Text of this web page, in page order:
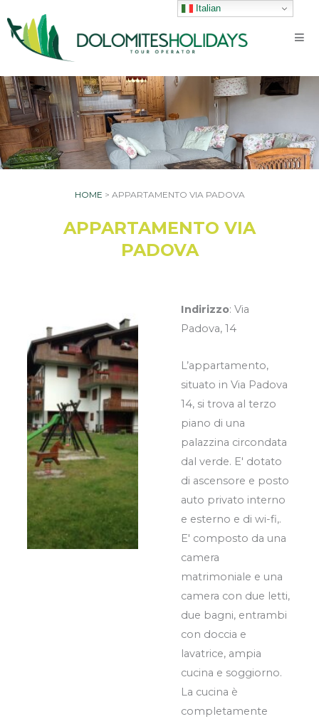
contenuto
HOME > APPARTAMENTO VIA PADOVA
APPARTAMENTO VIA
PADOVA
Indirizzo: Via
Padova, 14
L’appartamento,
situato in Via Padova
14, si trova al terzo
piano di una
palazzina circondata
dal verde. E' dotato
di ascensore e posto
auto privato interno
e esterno e di wi-fi,.
E' composto da una
camera
matrimoniale e una
camera con due letti,
due bagni, entrambi
con doccia e
lavatrice, ampia
cucina e soggiorno.
La cucina è
completamente
Italian